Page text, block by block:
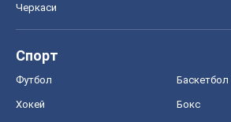
Черкаси
Спорт
Футбол Баскетбол
Хокей Бокс